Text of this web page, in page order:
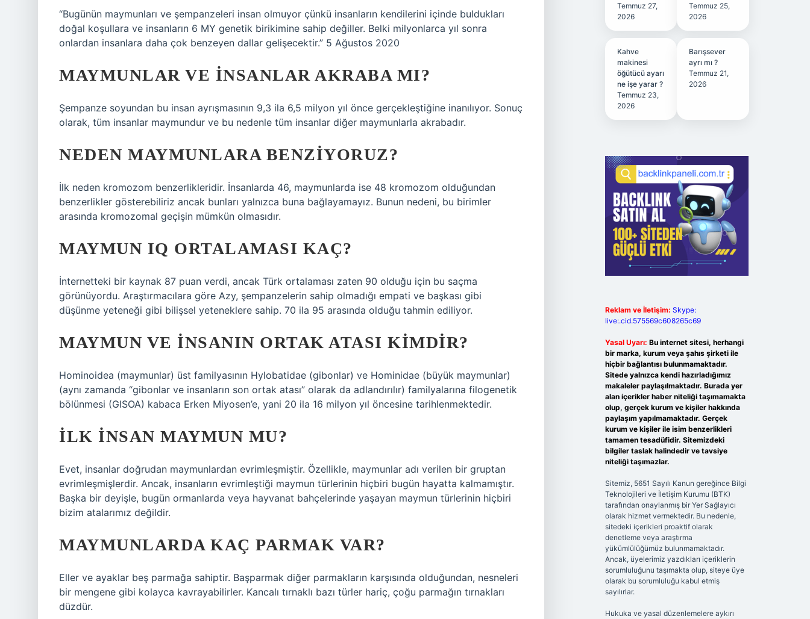
“Bugünün maymunları ve şempanzeleri insan olmuyor çünkü insanların kendilerini içinde buldukları
doğal koşullara ve insanların 6 MY genetik birikimine sahip değiller. Belki milyonlarca yıl sonra
onlardan insanlara daha çok benzeyen dallar gelişecektir.” 5 Ağustos 2020
MAYMUNLAR VE INSANLAR AKRABA MI?
Şempanze soyundan bu insan ayrışmasının 9,3 ila 6,5 ​​milyon yıl önce gerçekleştiğine inanılıyor. Sonuç
olarak, tüm insanlar maymundur ve bu nedenle tüm insanlar diğer maymunlarla akrabadır.
NEDEN MAYMUNLARA BENZIYORUZ?
İlk neden kromozom benzerlikleridir. İnsanlarda 46, maymunlarda ise 48 kromozom olduğundan
benzerlikler gösterebiliriz ancak bunları yalnızca buna bağlayamayız. Bunun nedeni, bu birimler
arasında kromozomal geçişin mümkün olmasıdır.
MAYMUN IQ ORTALAMASI KAÇ?
İnternetteki bir kaynak 87 puan verdi, ancak Türk ortalaması zaten 90 olduğu için bu saçma
görünüyordu. Araştırmacılara göre Azy, şempanzelerin sahip olmadığı empati ve başkası gibi
düşünme yeteneği gibi bilişsel yeteneklere sahip. 70 ila 95 arasında olduğu tahmin ediliyor.
MAYMUN VE INSANIN ORTAK ATASI KIMDIR?
Hominoidea (maymunlar) üst familyasının Hylobatidae (gibonlar) ve Hominidae (büyük maymunlar)
(aynı zamanda “gibonlar ve insanların son ortak atası” olarak da adlandırılır) familyalarına filogenetik
bölünmesi (GISOA) kabaca Erken Miyosen’e, yani 20 ila 16 milyon yıl öncesine tarihlenmektedir.
İLK INSAN MAYMUN MU?
Evet, insanlar doğrudan maymunlardan evrimleşmiştir. Özellikle, maymunlar adı verilen bir gruptan
evrimleşmişlerdir. Ancak, insanların evrimleştiği maymun türlerinin hiçbiri bugün hayatta kalmamıştır.
Başka bir deyişle, bugün ormanlarda veya hayvanat bahçelerinde yaşayan maymun türlerinin hiçbiri
bizim atalarımız değildir.
MAYMUNLARDA KAÇ PARMAK VAR?
Eller ve ayaklar beş parmağa sahiptir. Başparmak diğer parmakların karşısında olduğundan, nesneleri
bir mengene gibi kolayca kavrayabilirler. Kancalı tırnaklı bazı türler hariç, çoğu parmağın tırnakları
düzdür.
Temmuz 27,
2026
Temmuz 25,
2026
Kahve
makinesi
öğütücü ayarı
ne işe yarar ?
Temmuz 23,
2026
Barışsever
ayrı mı ?
Temmuz 21,
2026
Reklam ve İletişim: Skype:
live:.cid.575569c608265c69
Yasal Uyarı: Bu internet sitesi, herhangi
bir marka, kurum veya şahıs şirketi ile
hiçbir bağlantısı bulunmamaktadır.
Sitede yalnızca kendi hazırladığımız
makaleler paylaşılmaktadır. Burada yer
alan içerikler haber niteliği taşımamakta
olup, gerçek kurum ve kişiler hakkında
paylaşım yapılmamaktadır. Gerçek
kurum ve kişiler ile isim benzerlikleri
tamamen tesadüfidir. Sitemizdeki
bilgiler taslak halindedir ve tavsiye
niteliği taşımazlar.
Sitemiz, 5651 Sayılı Kanun gereğince Bilgi
Teknolojileri ve İletişim Kurumu (BTK)
tarafından onaylanmış bir Yer Sağlayıcı
olarak hizmet vermektedir. Bu nedenle,
sitedeki içerikleri proaktif olarak
denetleme veya araştırma
yükümlülüğümüz bulunmamaktadır.
Ancak, üyelerimiz yazdıkları içeriklerin
sorumluluğunu taşımakta olup, siteye üye
olarak bu sorumluluğu kabul etmiş
sayılırlar.
Hukuka ve yasal düzenlemelere aykırı